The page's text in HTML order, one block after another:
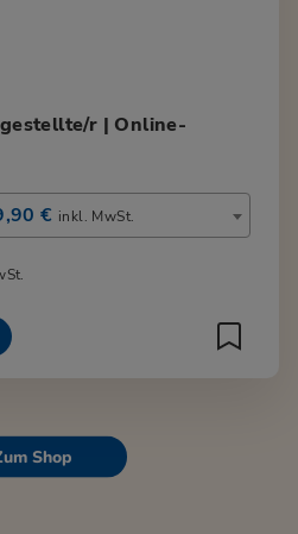
r | Online-
€ inkl. MwSt.
Shop